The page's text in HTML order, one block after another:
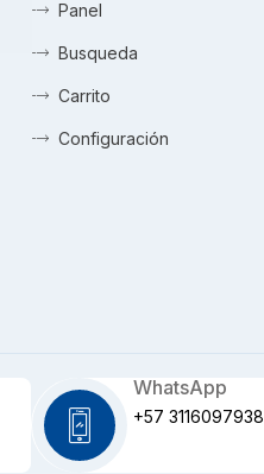
Panel
Busqueda
Carrito
Configuración
WhatsApp
+57 3116097938